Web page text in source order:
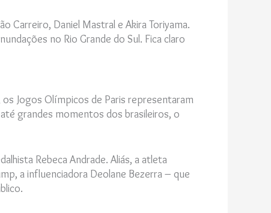
Carreiro, Daniel Mastral e Akira Toriyama.
no Rio Grande do Sul. Fica claro
os Jogos Olímpicos de Paris representaram
grandes momentos dos brasileiros, o
Rebeca Andrade. Aliás, a atleta
a influenciadora Deolane Bezerra – que